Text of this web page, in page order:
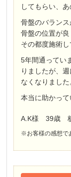
してもらい、
骨盤のバラン
骨盤の位置が良
その都度施術し
5年間通ってい
りましたが、
なくなりました
本当に助かって
A.K様 39歳
※お客様の感想で